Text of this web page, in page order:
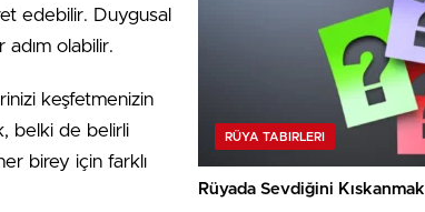
edebilir. Duygusal
adım olabilir.
keşfetmenizin
belki de belirli
birey için farklı
RÜYA TABIRLERI
Rüyada Sevdiğini Kıskanmak